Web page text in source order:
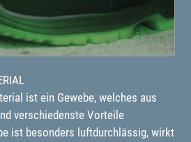
ist ein Gewebe, welches aus
verschiedenste Vorteile
ist besonders luftdurchlässig, wirkt